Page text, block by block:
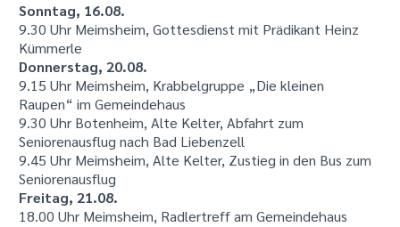
Sonntag, 16.08.
9.30 Uhr Meimsheim, Gottesdienst mit Prädikant Heinz
Kümmerle
Donnerstag, 20.08.
9.15 Uhr Meimsheim, Krabbelgruppe „Die kleinen
Raupen“ im Gemeindehaus
9.30 Uhr Botenheim, Alte Kelter, Abfahrt zum
Seniorenausflug nach Bad Liebenzell
9.45 Uhr Meimsheim, Alte Kelter, Zustieg in den Bus zum
Seniorenausflug
Freitag, 21.08.
18.00 Uhr Meimsheim, Radlertreff am Gemeindehaus